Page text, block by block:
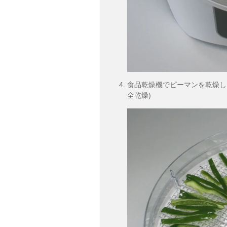
食品乾燥機でピーマンを乾燥
全乾燥)